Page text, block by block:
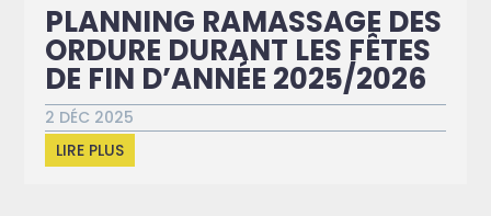
PLANNING RAMASSAGE DES
ORDURE DURANT LES FÊTES
DE FIN D’ANNÉE 2025/2026
2 DÉC 2025
LIRE PLUS